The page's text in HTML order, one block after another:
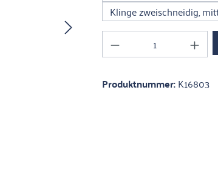
Klinge zweischneidig,
Produkt Anzahl:
Produktnummer:K16803